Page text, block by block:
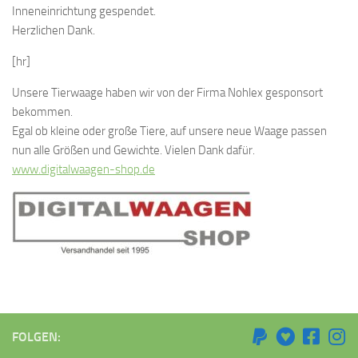
Inneneinrichtung gespendet.
Herzlichen Dank.
[hr]
Unsere Tierwaage haben wir von der Firma Nohlex gesponsort
bekommen.
Egal ob kleine oder große Tiere, auf unsere neue Waage passen
nun alle Größen und Gewichte. Vielen Dank dafür.
www.digitalwaagen-shop.de
FOLGEN: